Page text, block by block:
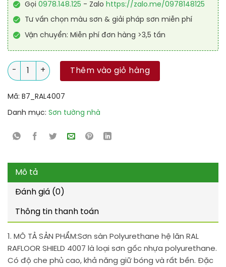
Gọi 0978.148.125 - Zalo https://zalo.me/0978148125
Tư vấn chọn màu sơn & giải pháp sơn miễn phí
Vận chuyển: Miễn phí đơn hàng >3,5 tấn
Sơn sàn Polyurethane hệ lăn RAL RAFLOOR SHIELD 4007 số
Thêm vào giỏ hàng
Mã: B7_RAL4007
Danh mục: Sơn tường nhà
Mô tả
Đánh giá (0)
Thông tin thanh toán
1. MÔ TẢ SẢN PHẨM:Sơn sàn Polyurethane hệ lăn RAL
RAFLOOR SHIELD 4007 là loại sơn gốc nhựa polyurethane.
Có độ che phủ cao, khả năng giữ bóng và rất bền. Đặc